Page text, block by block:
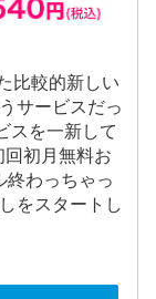
比較的新しい
サービスだっ
スを一新して
初月無料お
終わっちゃっ
をスタートし